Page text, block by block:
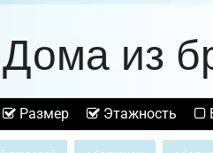
Дома из
Размер Этажность